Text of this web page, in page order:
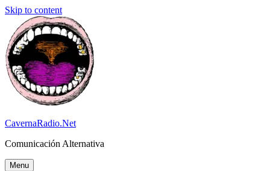
Skip to content
CavernaRadio.Net
Comunicación Alternativa
Menu